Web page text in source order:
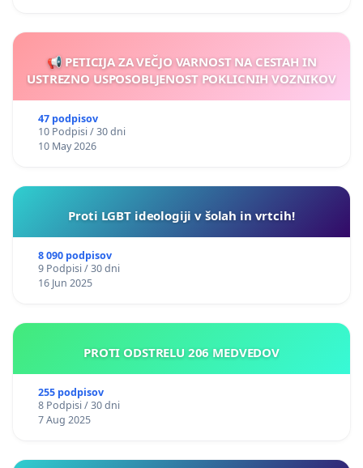
📢 PETICIJA ZA VEČJO VARNOST NA CESTAH IN
USTREZNO USPOSOBLJENOST POKLICNIH VOZNIKOV
47 podpisov
10 Podpisi / 30 dni
10 May 2026
Proti LGBT ideologiji v šolah in vrtcih!
8 090 podpisov
9 Podpisi / 30 dni
16 Jun 2025
PROTI ODSTRELU 206 MEDVEDOV
255 podpisov
8 Podpisi / 30 dni
7 Aug 2025